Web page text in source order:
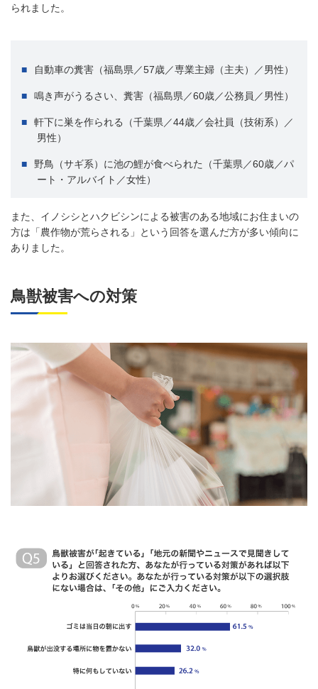
られました。
自動車の糞害（福島県／57歳／専業主婦（主夫）／男性）
鳴き声がうるさい、糞害（福島県／60歳／公務員／男性）
軒下に巣を作られる（千葉県／44歳／会社員（技術系）／
男性）
野鳥（サギ系）に池の鯉が食べられた（千葉県／60歳／パ
ート・アルバイト／女性）
また、イノシシとハクビシンによる被害のある地域にお住まいの
方は「農作物が荒らされる」という回答を選んだ方が多い傾向に
ありました。
鳥獣被害への対策